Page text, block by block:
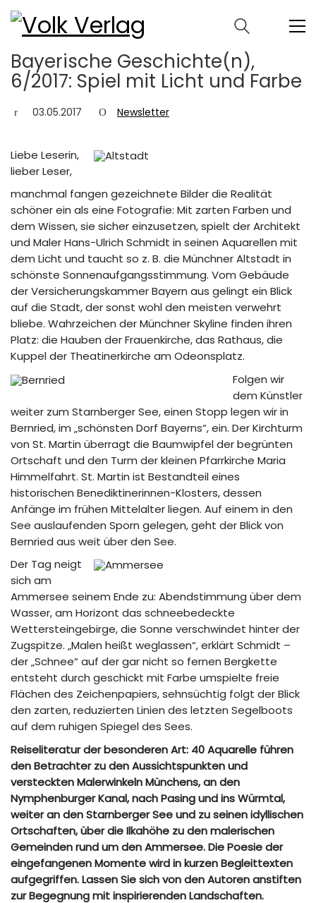
Bayerische Geschichte(n),
6/2017: Spiel mit Licht und Farbe
03.05.2017 Newsletter
Liebe Leserin,
lieber Leser,
manchmal fangen gezeichnete Bilder die Realität
schöner ein als eine Fotografie: Mit zarten Farben und
dem Wissen, sie sicher einzusetzen, spielt der Architekt
und Maler Hans-Ulrich Schmidt in seinen Aquarellen mit
dem Licht und taucht so z. B. die Münchner Altstadt in
schönste Sonnenaufgangsstimmung. Vom Gebäude
der Versicherungskammer Bayern aus gelingt ein Blick
auf die Stadt, der sonst wohl den meisten verwehrt
bliebe. Wahrzeichen der Münchner Skyline finden ihren
Platz: die Hauben der Frauenkirche, das Rathaus, die
Kuppel der Theatinerkirche am Odeonsplatz.
Folgen wir
dem Künstler
weiter zum Starnberger See, einen Stopp legen wir in
Bernried, im „schönsten Dorf Bayerns“, ein. Der Kirchturm
von St. Martin überragt die Baumwipfel der begrünten
Ortschaft und den Turm der kleinen Pfarrkirche Maria
Himmelfahrt. St. Martin ist Bestandteil eines
historischen Benediktinerinnen-Klosters, dessen
Anfänge im frühen Mittelalter liegen. Auf einem in den
See auslaufenden Sporn gelegen, geht der Blick von
Bernried aus weit über den See.
Der Tag neigt
sich am
Ammersee seinem Ende zu: Abendstimmung über dem
Wasser, am Horizont das schneebedeckte
Wettersteingebirge, die Sonne verschwindet hinter der
Zugspitze. „Malen heißt weglassen“, erklärt Schmidt –
der „Schnee“ auf der gar nicht so fernen Bergkette
entsteht durch geschickt mit Farbe umspielte freie
Flächen des Zeichenpapiers, sehnsüchtig folgt der Blick
den zarten, reduzierten Linien des letzten Segelboots
auf dem ruhigen Spiegel des Sees.
Reiseliteratur der besonderen Art: 40 Aquarelle führen
den Betrachter zu den Aussichtspunkten und
versteckten Malerwinkeln Münchens, an den
Nymphenburger Kanal, nach Pasing und ins Würmtal,
weiter an den Starnberger See und zu seinen idyllischen
Ortschaften, über die Ilkahöhe zu den malerischen
Gemeinden rund um den Ammersee. Die Poesie der
eingefangenen Momente wird in kurzen Begleittexten
aufgegriffen. Lassen Sie sich von den Autoren anstiften
zur Begegnung mit inspirierenden Landschaften.